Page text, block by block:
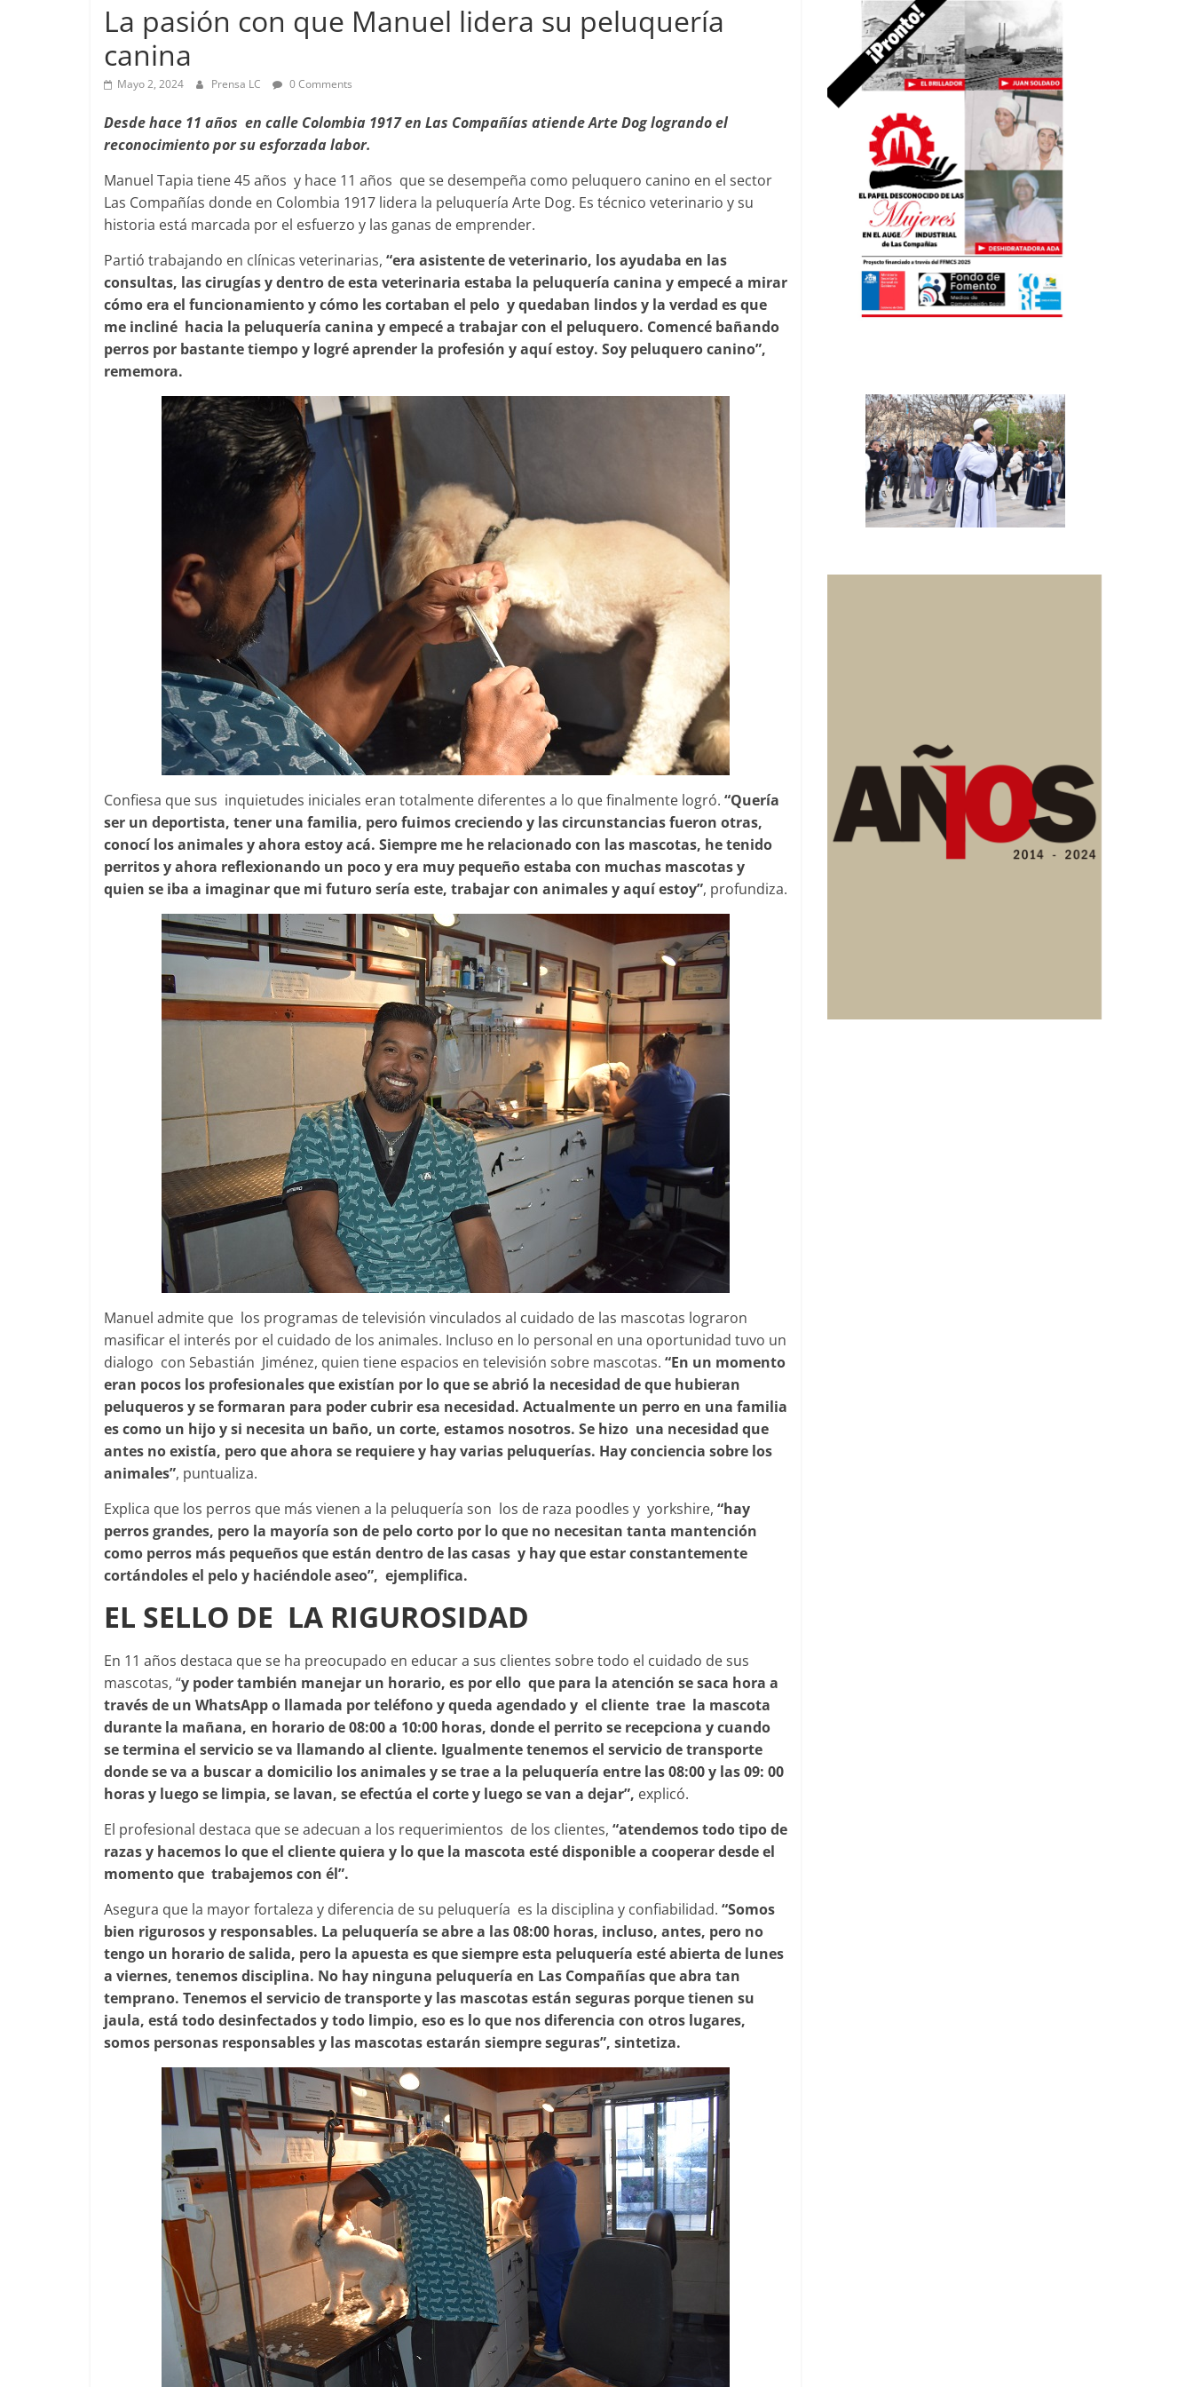
La pasión con que Manuel lidera su peluquería
canina
Mayo 2, 2024 Prensa LC 0 Comments
Desde hace 11 años en calle Colombia 1917 en Las Compañías atiende Arte Dog logrando el
reconocimiento por su esforzada labor.
Manuel Tapia tiene 45 años y hace 11 años que se desempeña como peluquero canino en el sector
Las Compañías donde en Colombia 1917 lidera la peluquería Arte Dog. Es técnico veterinario y su
historia está marcada por el esfuerzo y las ganas de emprender.
Partió trabajando en clínicas veterinarias, “era asistente de veterinario, los ayudaba en las
consultas, las cirugías y dentro de esta veterinaria estaba la peluquería canina y empecé a mirar
cómo era el funcionamiento y cómo les cortaban el pelo y quedaban lindos y la verdad es que
me incliné hacia la peluquería canina y empecé a trabajar con el peluquero. Comencé bañando
perros por bastante tiempo y logré aprender la profesión y aquí estoy. Soy peluquero canino”,
rememora.
Confiesa que sus inquietudes iniciales eran totalmente diferentes a lo que finalmente logró. “Quería
ser un deportista, tener una familia, pero fuimos creciendo y las circunstancias fueron otras,
conocí los animales y ahora estoy acá. Siempre me he relacionado con las mascotas, he tenido
perritos y ahora reflexionando un poco y era muy pequeño estaba con muchas mascotas y
quien se iba a imaginar que mi futuro sería este, trabajar con animales y aquí estoy”, profundiza.
Manuel admite que los programas de televisión vinculados al cuidado de las mascotas lograron
masificar el interés por el cuidado de los animales. Incluso en lo personal en una oportunidad tuvo un
dialogo con Sebastián Jiménez, quien tiene espacios en televisión sobre mascotas. “En un momento
eran pocos los profesionales que existían por lo que se abrió la necesidad de que hubieran
peluqueros y se formaran para poder cubrir esa necesidad. Actualmente un perro en una familia
es como un hijo y si necesita un baño, un corte, estamos nosotros. Se hizo una necesidad que
antes no existía, pero que ahora se requiere y hay varias peluquerías. Hay conciencia sobre los
animales”, puntualiza.
Explica que los perros que más vienen a la peluquería son los de raza poodles y yorkshire, “hay
perros grandes, pero la mayoría son de pelo corto por lo que no necesitan tanta mantención
como perros más pequeños que están dentro de las casas y hay que estar constantemente
cortándoles el pelo y haciéndole aseo”, ejemplifica.
EL SELLO DE LA RIGUROSIDAD
En 11 años destaca que se ha preocupado en educar a sus clientes sobre todo el cuidado de sus
mascotas, “y poder también manejar un horario, es por ello que para la atención se saca hora a
través de un WhatsApp o llamada por teléfono y queda agendado y el cliente trae la mascota
durante la mañana, en horario de 08:00 a 10:00 horas, donde el perrito se recepciona y cuando
se termina el servicio se va llamando al cliente. Igualmente tenemos el servicio de transporte
donde se va a buscar a domicilio los animales y se trae a la peluquería entre las 08:00 y las 09: 00
horas y luego se limpia, se lavan, se efectúa el corte y luego se van a dejar”, explicó.
El profesional destaca que se adecuan a los requerimientos de los clientes, “atendemos todo tipo de
razas y hacemos lo que el cliente quiera y lo que la mascota esté disponible a cooperar desde el
momento que trabajemos con él”.
Asegura que la mayor fortaleza y diferencia de su peluquería es la disciplina y confiabilidad. “Somos
bien rigurosos y responsables. La peluquería se abre a las 08:00 horas, incluso, antes, pero no
tengo un horario de salida, pero la apuesta es que siempre esta peluquería esté abierta de lunes
a viernes, tenemos disciplina. No hay ninguna peluquería en Las Compañías que abra tan
temprano. Tenemos el servicio de transporte y las mascotas están seguras porque tienen su
jaula, está todo desinfectados y todo limpio, eso es lo que nos diferencia con otros lugares,
somos personas responsables y las mascotas estarán siempre seguras”, sintetiza.
Foco Vecinal
Abril 26, 2019 Prensa LC 0